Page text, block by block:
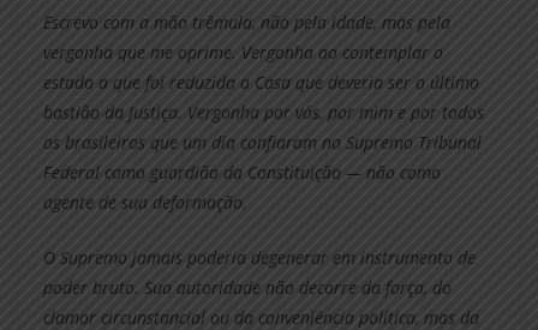
Escrevo com a mão trêmula, não pela idade, mas pela
vergonha que me oprime. Vergonha ao contemplar o
estado a que foi reduzida a Casa que deveria ser o último
bastião da Justiça. Vergonha por vós, por mim e por todos
os brasileiros que um dia confiaram no Supremo Tribunal
Federal como guardião da Constituição — não como
agente de sua deformação.
O Supremo jamais poderia degenerar em instrumento de
poder bruto. Sua autoridade não decorre da força, do
clamor circunstancial ou da conveniência política, mas da